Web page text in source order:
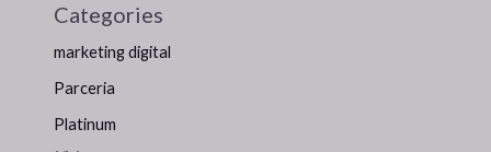
Categories
marketing digital
Parceria
Platinum